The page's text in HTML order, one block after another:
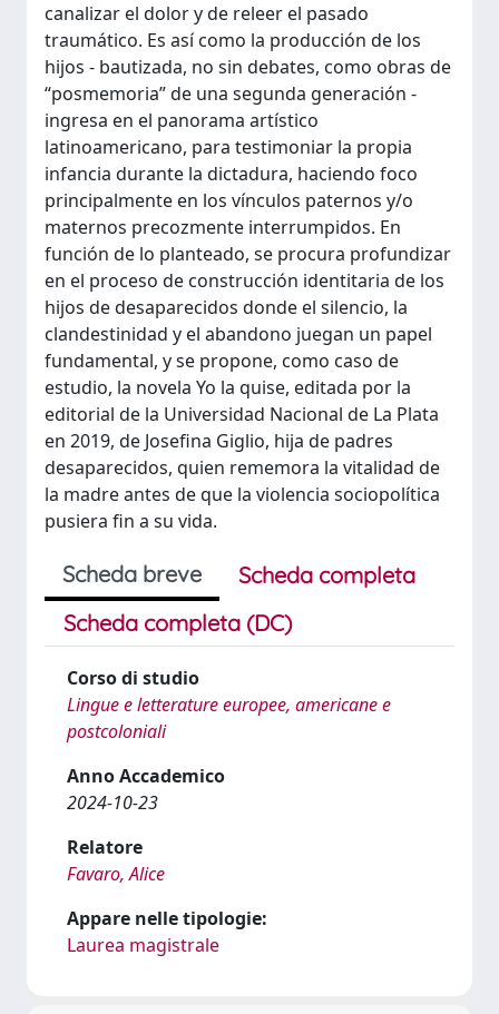
canalizar el dolor y de releer el pasado
traumático. Es así como la producción de los
hijos - bautizada, no sin debates, como obras de
“posmemoria” de una segunda generación -
ingresa en el panorama artístico
latinoamericano, para testimoniar la propia
infancia durante la dictadura, haciendo foco
principalmente en los vínculos paternos y/o
maternos precozmente interrumpidos. En
función de lo planteado, se procura profundizar
en el proceso de construcción identitaria de los
hijos de desaparecidos donde el silencio, la
clandestinidad y el abandono juegan un papel
fundamental, y se propone, como caso de
estudio, la novela Yo la quise, editada por la
editorial de la Universidad Nacional de La Plata
en 2019, de Josefina Giglio, hija de padres
desaparecidos, quien rememora la vitalidad de
la madre antes de que la violencia sociopolítica
pusiera fin a su vida.
Scheda breve
Scheda completa
Scheda completa (DC)
Corso di studio
Lingue e letterature europee, americane e
postcoloniali
Anno Accademico
2024-10-23
Relatore
Favaro, Alice
Appare nelle tipologie:
Laurea magistrale